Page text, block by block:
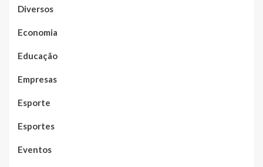
Diversos
Economia
Educação
Empresas
Esporte
Esportes
Eventos